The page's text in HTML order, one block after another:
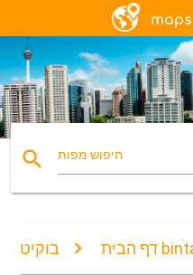
search חיפוש מפות
דף הבית